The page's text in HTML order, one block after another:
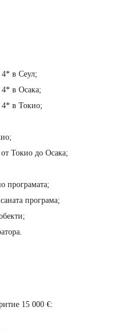
4* в Сеул;
4* в Осака;
4* в Токио;
Токио до Осака;
програмата;
програма;
15 000 €: